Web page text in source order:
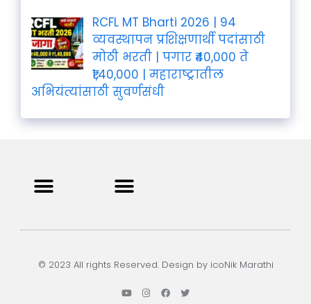
RCFL MT Bharti 2026 | 94
व्यवस्थापन प्रशिक्षणार्थी पदांसाठी
मोठी भरती | पगार ₹40,000 ते
₹1,40,000 | महाराष्ट्रातील
अभियंत्यांसाठी सुवर्णसंधी
© 2023 All rights Reserved. Design by icoNik Marathi